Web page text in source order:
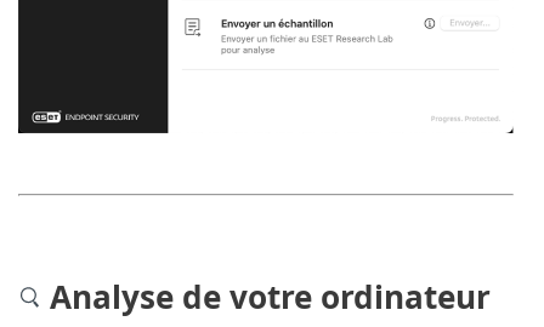
Analyse de votre ordinateur